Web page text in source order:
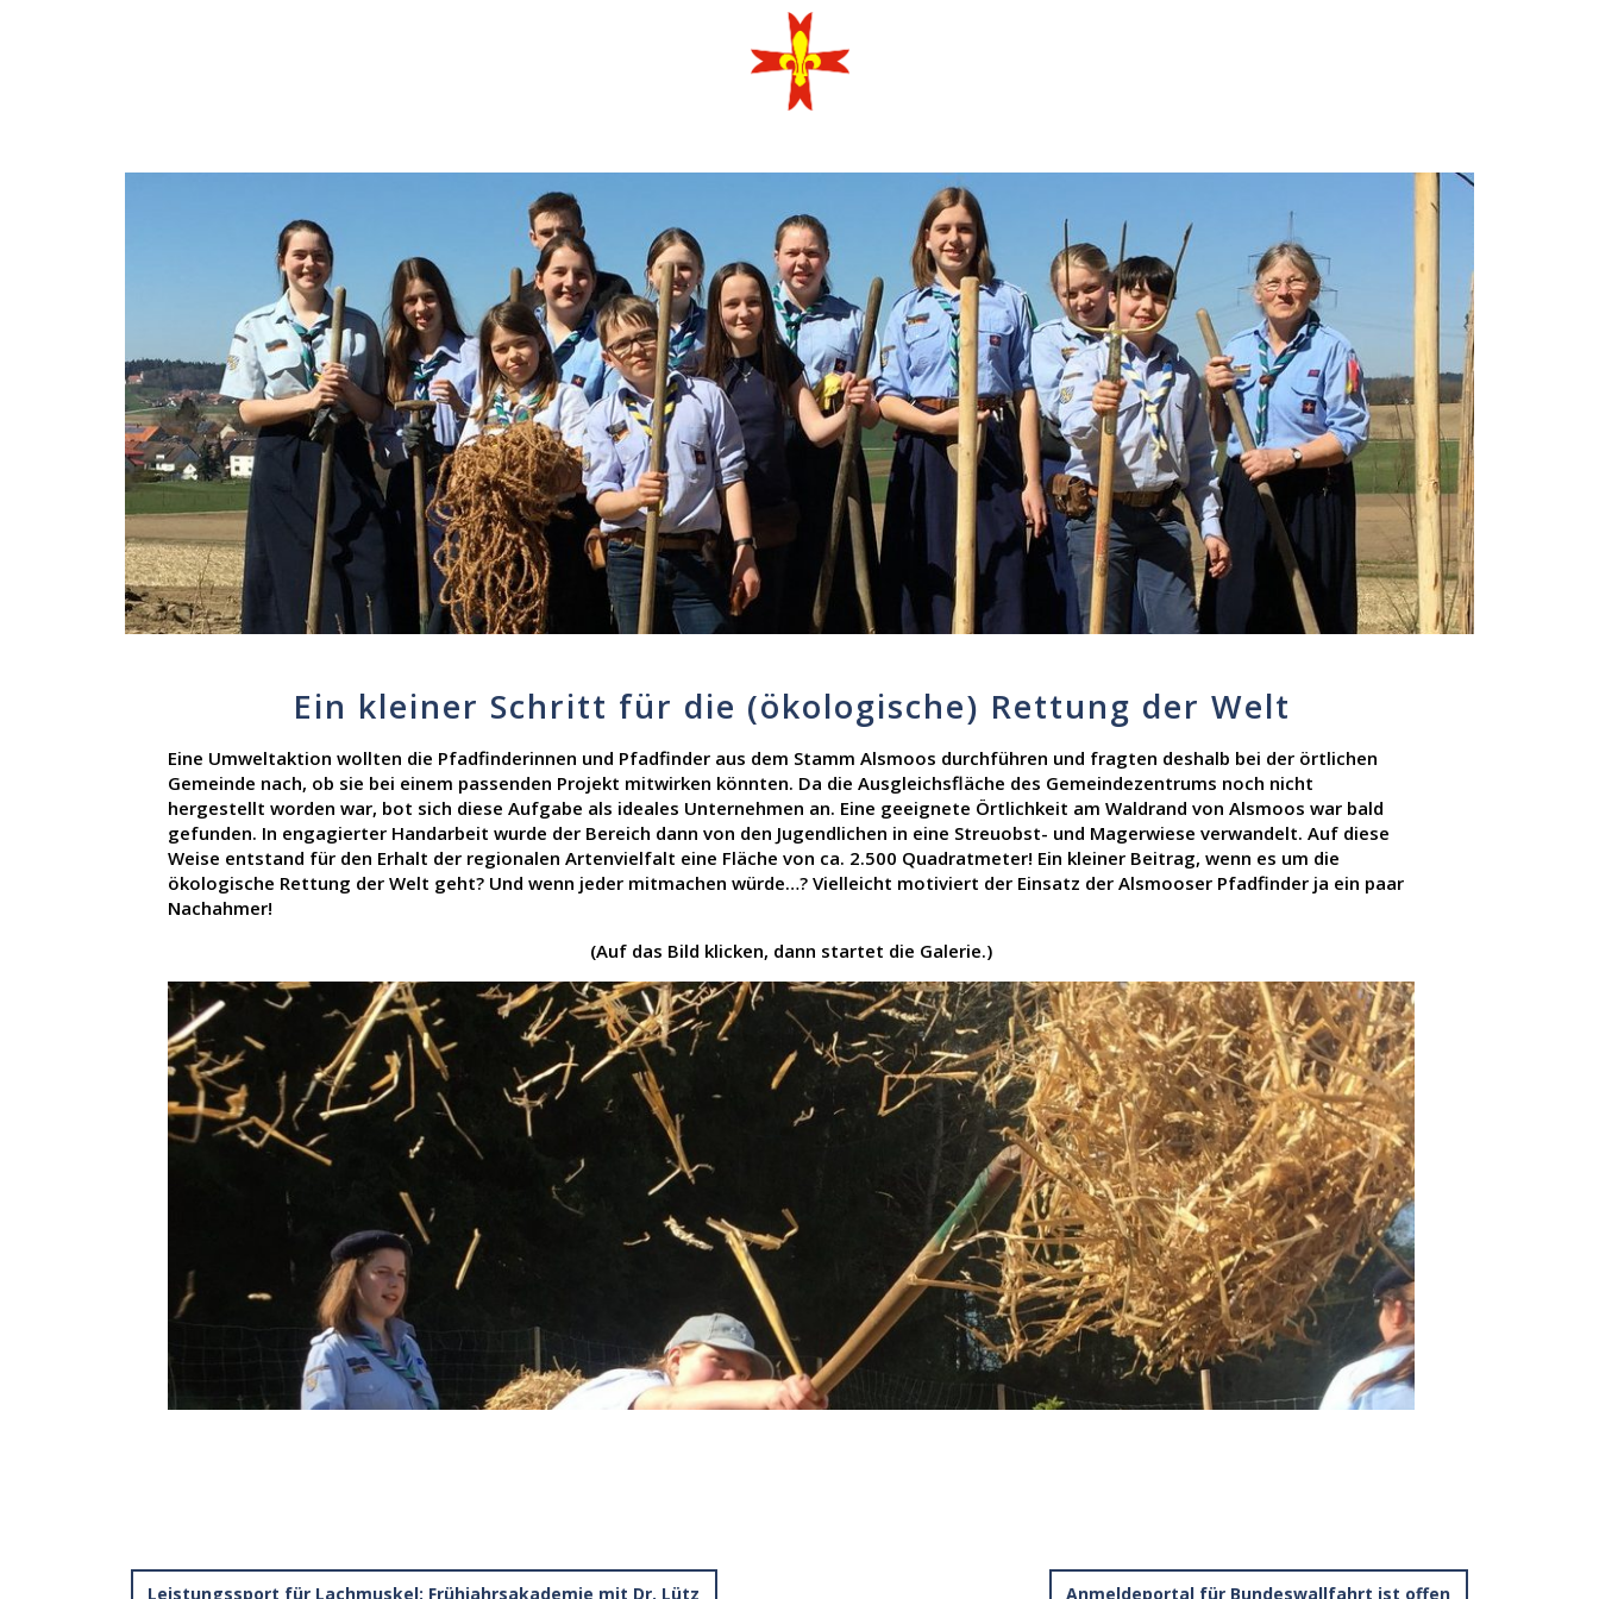
Ein kleiner Schritt für die (ökologische) Rettung der Welt
Eine Umweltaktion wollten die Pfadfinderinnen und Pfadfinder aus dem Stamm Alsmoos durchführen und fragten deshalb bei der örtlichen
Gemeinde nach, ob sie bei einem passenden Projekt mitwirken könnten. Da die Ausgleichsfläche des Gemeindezentrums noch nicht
hergestellt worden war, bot sich diese Aufgabe als ideales Unternehmen an. Eine geeignete Örtlichkeit am Waldrand von Alsmoos war bald
gefunden. In engagierter Handarbeit wurde der Bereich dann von den Jugendlichen in eine Streuobst- und Magerwiese verwandelt. Auf diese
Weise entstand für den Erhalt der regionalen Artenvielfalt eine Fläche von ca. 2.500 Quadratmeter! Ein kleiner Beitrag, wenn es um die
ökologische Rettung der Welt geht? Und wenn jeder mitmachen würde…? Vielleicht motiviert der Einsatz der Alsmooser Pfadfinder ja ein paar
Nachahmer!
(Auf das Bild klicken, dann startet die Galerie.)
Leistungssport für Lachmuskel: Frühjahrsakademie mit Dr. Lütz Anmeldeportal für Bundeswallfahrt ist offen